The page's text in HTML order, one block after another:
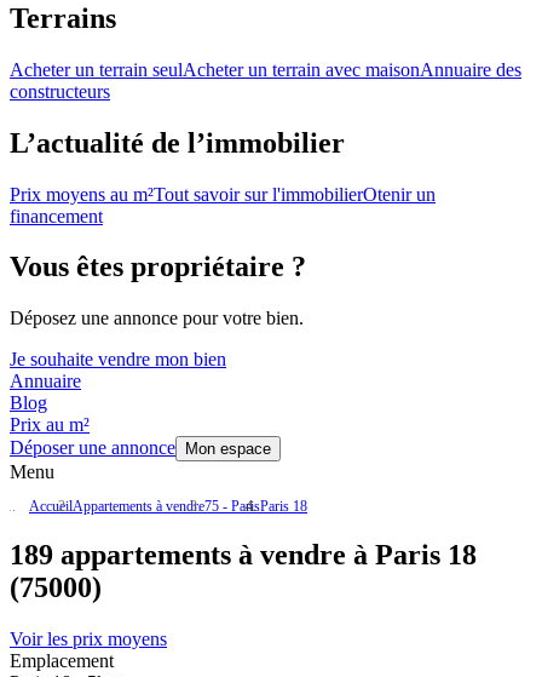
Terrains
Acheter un terrain seulAcheter un terrain avec maisonAnnuaire des
constructeurs
L’actualité de l’immobilier
Prix moyens au m²Tout savoir sur l'immobilierOtenir un
financement
Vous êtes propriétaire ?
Déposez une annonce pour votre bien.
Je souhaite vendre mon bien
Annuaire
Blog
Prix au m²
Déposer une annonce
Mon espace
Menu
AccueilAppartements à vendre75 - ParisParis 18
189 appartements à vendre à Paris 18
(75000)
Voir les prix moyens
Emplacement